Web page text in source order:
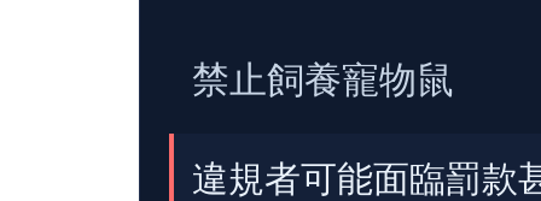
禁止飼養寵物鼠
違規者可能面臨罰款